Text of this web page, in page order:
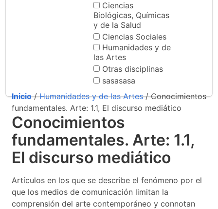
Ciencias
Biológicas, Químicas
y de la Salud
Ciencias Sociales
Humanidades y de
las Artes
Otras disciplinas
sasasasa
Inicio/Humanidades y de las Artes/ Conocimientos
fundamentales. Arte: 1.1, El discurso mediático
Conocimientos
fundamentales. Arte: 1.1,
El discurso mediático
Artículos en los que se describe el fenómeno por el
que los medios de comunicación limitan la
comprensión del arte contemporáneo y connotan